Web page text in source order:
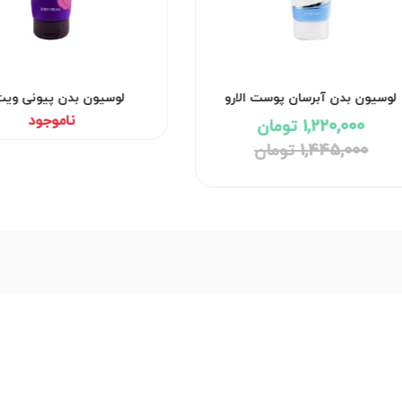
لوسیون بدن آبرسان پوست الارو
1,220,000 تومان
1,445,000 تومان
لوسیون بدن پیونی
ناموجود